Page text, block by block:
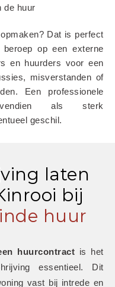
de huur
Dat is perfect
op een externe
misverstanden of
Een professionele
als sterk
geschil.
laten
bij
huur
huurcontract is het
essentieel. Dit
vast bij intrede en